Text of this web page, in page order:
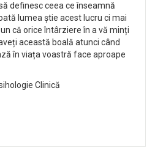
definesc ceea ce înseamnă
lumea știe acest lucru ci mai
că orice întârziere în a vă minți
această boală atunci când
în viața voastră face aproape
Clinică